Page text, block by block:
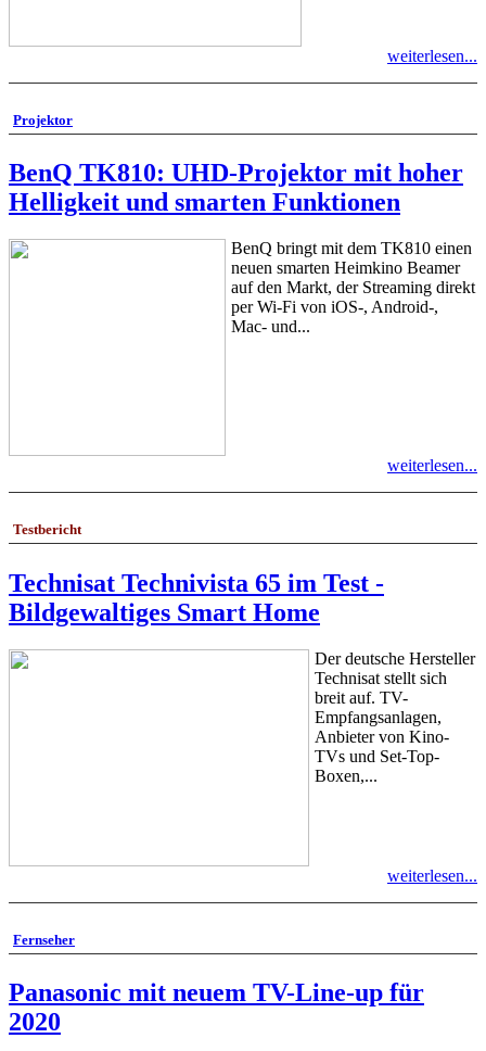
weiterlesen...
Projektor
BenQ TK810: UHD-Projektor mit hoher
Helligkeit und smarten Funktionen
BenQ bringt mit dem TK810 einen
neuen smarten Heimkino Beamer
auf den Markt, der Streaming direkt
per Wi-Fi von iOS-, Android-,
Mac- und...
weiterlesen...
Testbericht
Technisat Technivista 65 im Test -
Bildgewaltiges Smart Home
Der deutsche Hersteller
Technisat stellt sich
breit auf. TV-
Empfangsanlagen,
Anbieter von Kino-
TVs und Set-Top-
Boxen,...
weiterlesen...
Fernseher
Panasonic mit neuem TV-Line-up für
2020